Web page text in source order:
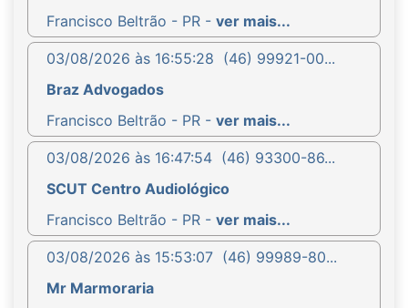
Francisco Beltrão - PR - ver mais...
03/08/2026 às 16:55:28 (46) 99921-00...
Braz Advogados
Francisco Beltrão - PR - ver mais...
03/08/2026 às 16:47:54 (46) 93300-86...
SCUT Centro Audiológico
Francisco Beltrão - PR - ver mais...
03/08/2026 às 15:53:07 (46) 99989-80...
Mr Marmoraria